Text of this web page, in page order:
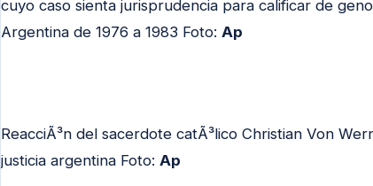
cuyo caso sienta jurisprudencia para calificar de
Argentina de 1976 a 1983 Foto: Ap
ReacciÃ³n del sacerdote catÃ³lico Christian Von
justicia argentina Foto: Ap